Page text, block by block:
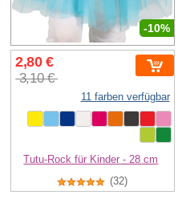
-10%
2,80 €
3,10 €
11 farben verfügbar
Tutu-Rock für Kinder - 28 cm
(32)